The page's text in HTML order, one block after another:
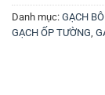
Danh mục: GẠCH
GẠCH ỐP TƯỜNG,